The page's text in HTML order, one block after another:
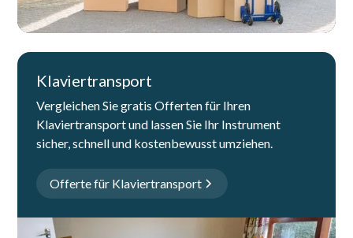
Klaviertransport
Vergleichen Sie gratis Offerten für Ihren
Klaviertransport und lassen Sie Ihr Instrument
sicher, schnell und kostenbewusst umziehen.
Offerte für Klaviertransport